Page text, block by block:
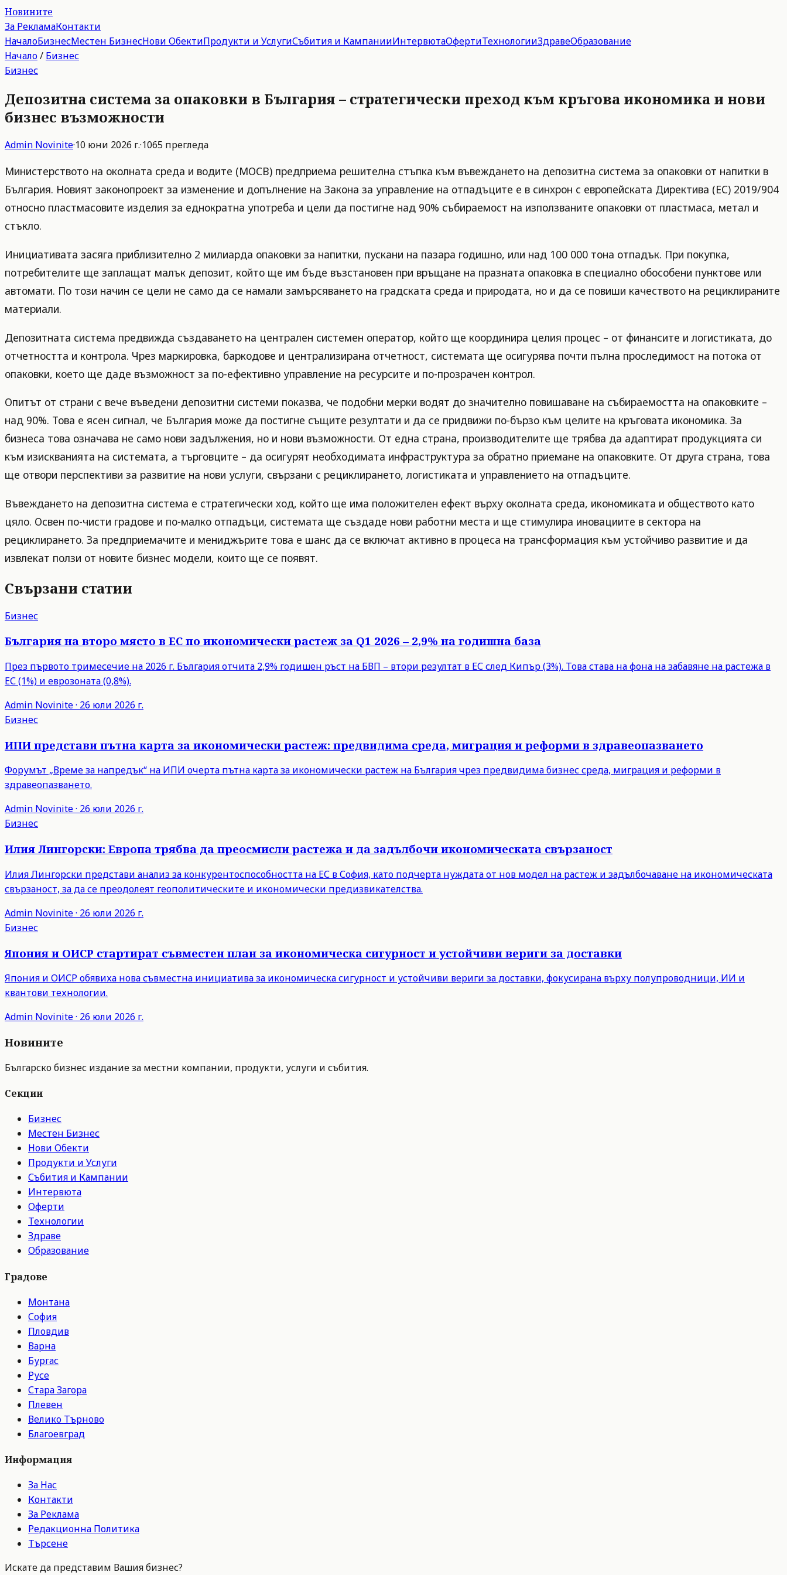
Новините
За РекламаКонтакти
НачалоБизнесМестен БизнесНови ОбектиПродукти и УслугиСъбития и КампанииИнтервютаОфертиТехнологииЗдравеОбразование
Начало/ Бизнес
Бизнес
Депозитна система за опаковки в България – стратегически преход към кръгова икономика и нови
бизнес възможности
Admin Novinite·10 юни 2026 г.·1065 прегледа
Министерството на околната среда и водите (МОСВ) предприема решителна стъпка към въвеждането на депозитна система за опаковки от напитки в
България. Новият законопроект за изменение и допълнение на Закона за управление на отпадъците е в синхрон с европейската Директива (ЕС) 2019/904
относно пластмасовите изделия за еднократна употреба и цели да постигне над 90% събираемост на използваните опаковки от пластмаса, метал и
стъкло.
Инициативата засяга приблизително 2 милиарда опаковки за напитки, пускани на пазара годишно, или над 100 000 тона отпадък. При покупка,
потребителите ще заплащат малък депозит, който ще им бъде възстановен при връщане на празната опаковка в специално обособени пунктове или
автомати. По този начин се цели не само да се намали замърсяването на градската среда и природата, но и да се повиши качеството на рециклираните
материали.
Депозитната система предвижда създаването на централен системен оператор, който ще координира целия процес – от финансите и логистиката, до
отчетността и контрола. Чрез маркировка, баркодове и централизирана отчетност, системата ще осигурява почти пълна проследимост на потока от
опаковки, което ще даде възможност за по-ефективно управление на ресурсите и по-прозрачен контрол.
Опитът от страни с вече въведени депозитни системи показва, че подобни мерки водят до значително повишаване на събираемостта на опаковките –
над 90%. Това е ясен сигнал, че България може да постигне същите резултати и да се придвижи по-бързо към целите на кръговата икономика. За
бизнеса това означава не само нови задължения, но и нови възможности. От една страна, производителите ще трябва да адаптират продукцията си
към изискванията на системата, а търговците – да осигурят необходимата инфраструктура за обратно приемане на опаковките. От друга страна, това
ще отвори перспективи за развитие на нови услуги, свързани с рециклирането, логистиката и управлението на отпадъците.
Въвеждането на депозитна система е стратегически ход, който ще има положителен ефект върху околната среда, икономиката и обществото като
цяло. Освен по-чисти градове и по-малко отпадъци, системата ще създаде нови работни места и ще стимулира иновациите в сектора на
рециклирането. За предприемачите и мениджърите това е шанс да се включат активно в процеса на трансформация към устойчиво развитие и да
извлекат ползи от новите бизнес модели, които ще се появят.
Свързани статии
Бизнес
България на второ място в ЕС по икономически растеж за Q1 2026 – 2,9% на годишна база
През първото тримесечие на 2026 г. България отчита 2,9% годишен ръст на БВП – втори резултат в ЕС след Кипър (3%). Това става на фона на забавяне на растежа в
ЕС (1%) и еврозоната (0,8%).
Admin Novinite· 26 юли 2026 г.
Бизнес
ИПИ представи пътна карта за икономически растеж: предвидима среда, миграция и реформи в здравеопазването
Форумът „Време за напредък“ на ИПИ очерта пътна карта за икономически растеж на България чрез предвидима бизнес среда, миграция и реформи в
здравеопазването.
Admin Novinite· 26 юли 2026 г.
Бизнес
Илия Лингорски: Европа трябва да преосмисли растежа и да задълбочи икономическата свързаност
Илия Лингорски представи анализ за конкурентоспособността на ЕС в София, като подчерта нуждата от нов модел на растеж и задълбочаване на икономическата
свързаност, за да се преодолеят геополитическите и икономически предизвикателства.
Admin Novinite· 26 юли 2026 г.
Бизнес
Япония и ОИСР стартират съвместен план за икономическа сигурност и устойчиви вериги за доставки
Япония и ОИСР обявиха нова съвместна инициатива за икономическа сигурност и устойчиви вериги за доставки, фокусирана върху полупроводници, ИИ и
квантови технологии.
Admin Novinite· 26 юли 2026 г.
Новините
Българско бизнес издание за местни компании, продукти, услуги и събития.
Секции
Бизнес
Местен Бизнес
Нови Обекти
Продукти и Услуги
Събития и Кампании
Интервюта
Оферти
Технологии
Здраве
Образование
Градове
Монтана
София
Пловдив
Варна
Бургас
Русе
Стара Загора
Плевен
Велико Търново
Благоевград
Информация
За Нас
Контакти
За Реклама
Редакционна Политика
Търсене
Искате да представим Вашия бизнес?